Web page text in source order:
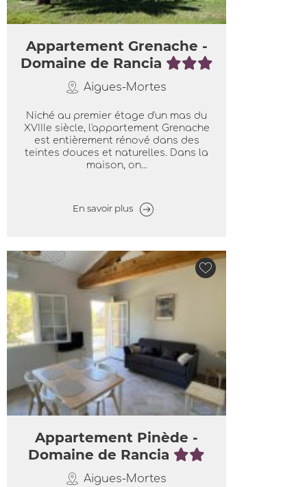
Appartement Grenache -
Domaine de Rancia
Aigues-Mortes
Niché au premier étage d'un mas du
XVIIIe siècle, l'appartement Grenache
est entièrement rénové dans des
teintes douces et naturelles. Dans la
maison, on...
En savoir plus
Appartement Pinède -
Domaine de Rancia
Aigues-Mortes